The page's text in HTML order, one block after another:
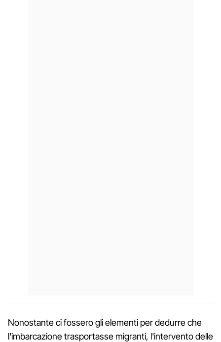
Nonostante ci fossero gli elementi per dedurre che
l'imbarcazione trasportasse migranti, l'intervento delle